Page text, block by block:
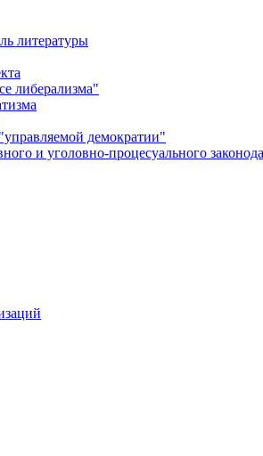
литературы
либерализма"
демократии"
и уголовно-процесуального